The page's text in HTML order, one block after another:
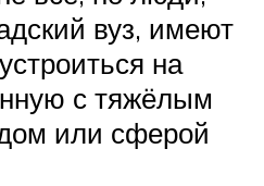
вуз, имеют
на
с тяжёлым
или сферой